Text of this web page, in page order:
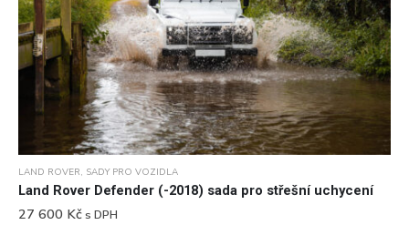
LAND ROVER, SADY PRO VOZIDLA
Land Rover Defender (-2018) sada pro střešní uchycení
27 600 Kčs DPH